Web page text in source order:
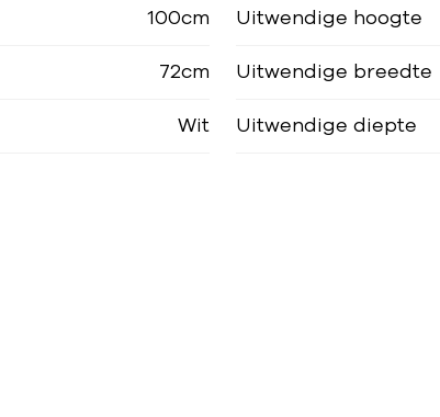
100cm
72cm
Wit
Uitwendige hoogte
Uitwendige breedte
Uitwendige diepte